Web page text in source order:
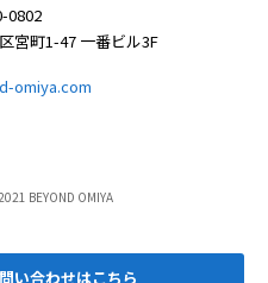
い合わせはこちら
0802
宮町1-47 一番ビル3F
omiya.com
BEYOND OMIYA